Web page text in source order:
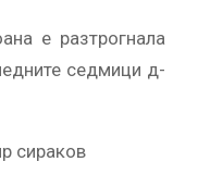
е разтрогнала
седмици д-